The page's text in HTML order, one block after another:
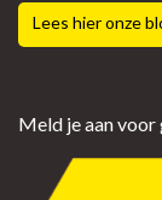
Lees hier onze
Meld je aan